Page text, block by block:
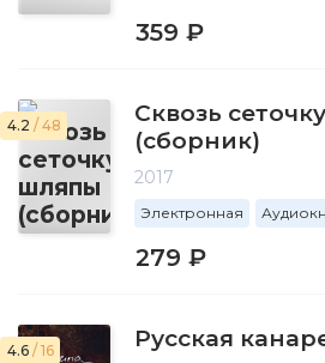
359 ₽
4.2 / 48
Сквозь
(сборник)
2017
Электронная
279 ₽
4.6 / 16 Русская